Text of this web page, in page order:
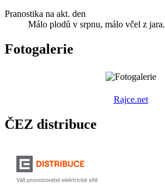
Pranostika na akt. den
Málo plodů v srpnu, málo včel z jara.
Fotogalerie
Rajce.net
ČEZ distribuce